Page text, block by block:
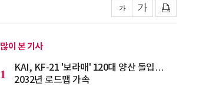
많이 본 기사
1
KAI, KF-21 '보라매' 120대 양산 돌입…
2032년 로드맵 가속